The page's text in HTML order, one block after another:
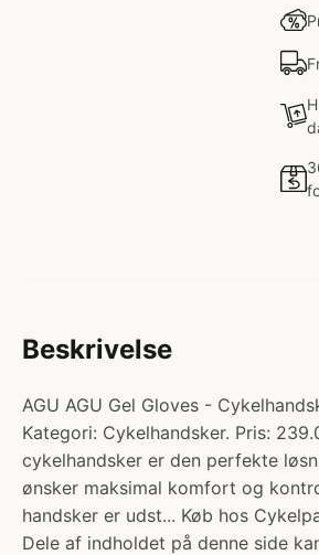
Beskrivelse
AGU AGU Gel Gloves -
Kategori: Cykelhandsker. Pris:
cykelhandsker er den perfekte
ønsker maksimal komfort og
handsker er udst... Køb hos
Dele af indholdet på denne side